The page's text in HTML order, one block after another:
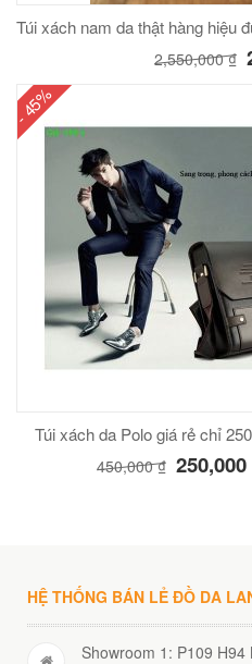
Túi xách nam da thật hàng hiệu
2,550,000₫
- 45%
Túi xách da Polo giá rẻ chỉ
450,000₫ 250,000
HỆ THỐNG BÁN LẺ ĐỒ DA
Showroom 1: P109